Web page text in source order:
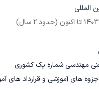
المللی
تا اکنون (حدود 2 سال)
مهندسی شماره یک کشوری